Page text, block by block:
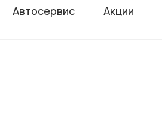
Автосервис Акции